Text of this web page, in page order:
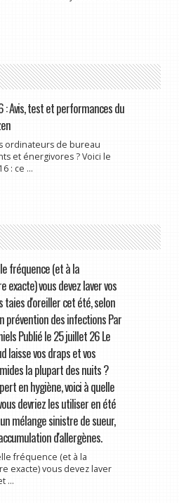
: Avis, test et performances du
ordinateurs de bureau
et énergivores ? Voici le
: ce ...
fréquence (et à la
exacte) vous devez laver vos
taies d'oreiller cet été, selon
prévention des infections Par
Publié le 25 juillet 26 Le
laisse vos draps et vos
la plupart des nuits ?
en hygiène, voici à quelle
devriez les utiliser en été
mélange sinistre de sueur,
d'allergènes.
fréquence (et à la
exacte) vous devez laver
...